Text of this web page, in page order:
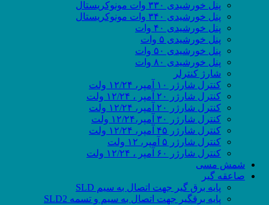
پنل خورشیدی ۳۳۰ وات مونوکریستال
پنل خورشیدی ۳۴۰ وات مونوکریستال
پنل خورشیدی ۴۰ وات
پنل خورشیدی ۵ وات
پنل خورشیدی ۵۰ وات
پنل خورشیدی ۸۰ وات
شارژ کنترلر
کنترل شارژر ۱۰ آمپر، ۱۲/۲۴ ولت
کنترل شارژر ۲۰ آمپر ، ۱۲/۲۴ ولت
کنترل شارژر ۲۰ آمپر، ۱۲/۲۴ ولت
کنترل شارژر ۳۰ آمپر،۱۲/۲۴ ولت
کنترل شارژر ۴۵ آمپر، ۱۲/۲۴ ولت
کنترل شارژر ۵ آمپر، ۱۲ ولت
کنترل شارژر ۶۰ آمپر ، ۱۲/۲۴ ولت
شمش مسی
صاعقه گیر
پایه برق گیر جهت اتصال به سیم SLD
پایه برقگیر جهت اتصال به سیم و تسمه SLD2